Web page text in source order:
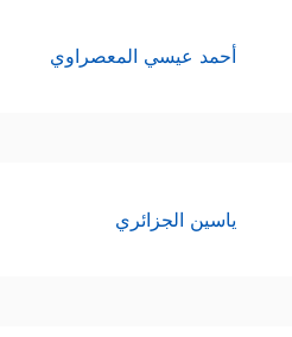
أحمد عيسي المعصراوي
ياسين الجزائري